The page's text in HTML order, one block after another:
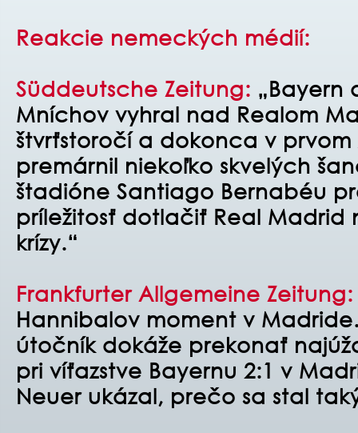
Reakcie nemeckých médií:
Süddeutsche Zeitung: „Bayern
Mníchov vyhral nad Realom
štvrťstoročí a dokonca v prvom
premárnil niekoľko skvelých
štadióne Santiago Bernabéu
príležitosť dotlačiť Real Madrid
krízy.“
Frankfurter Allgemeine Zeitung:
Hannibalov moment v
útočník dokáže prekonať
pri víťazstve Bayernu 2:1 v
Neuer ukázal, prečo sa stal